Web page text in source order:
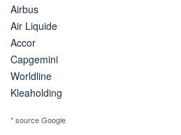
Airbus
Air Liquide
Accor
Capgemini
Worldline
Kleaholding
* source Google